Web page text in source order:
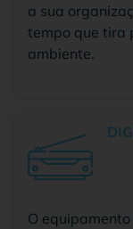
a sua
tempo que tira
ambiente.
O